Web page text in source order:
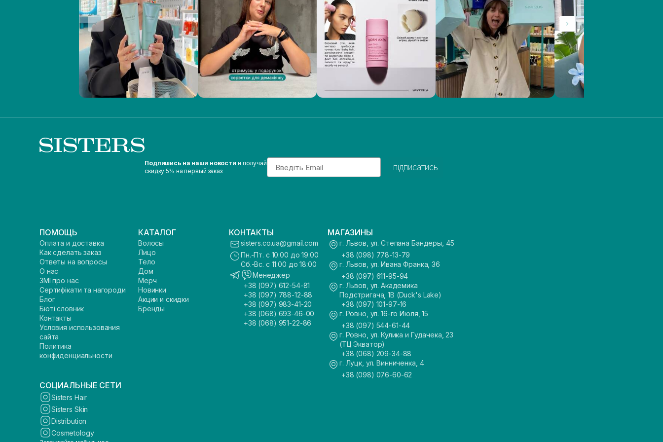
Подпишись на наши новости и получай
скидку 5% на первый заказ
Email
підписатись
ПОМОЩЬ
Оплата и доставка
Как сделать заказ
Ответы на вопросы
О нас
ЗМІ про нас
Сертифікати та нагороди
Блог
Бюті словник
Контакты
Условия использования
сайта
Политика
конфиденциальности
КАТАЛОГ
Волосы
Лицо
Тело
Дом
Мерч
Новинки
Акции и скидки
Бренды
КОНТАКТЫ
sisters.co.ua@gmail.com
Пн.-Пт. с 10:00 до 19:00
Сб.-Вс. с 11:00 до 18:00
Менеджер
+38 (097) 612-54-81
+38 (097) 788-12-88
+38 (097) 983-41-20
+38 (068) 693-46-00
+38 (068) 951-22-86
МАГАЗИНЫ
г. Львов, ул. Степана Бандеры, 45
+38 (098) 778-13-79
г. Львов, ул. Ивана Франка, 36
+38 (097) 611-95-94
г. Львов, ул. Академика
Подстригача, 1В (Duck's Lake)
+38 (097) 101-97-16
г. Ровно, ул. 16-го Июля, 15
+38 (097) 544-61-44
г. Ровно, ул. Кулика и Гудачека, 23
(ТЦ Экватор)
+38 (068) 209-34-88
г. Луцк, ул. Винниченка, 4
+38 (098) 076-60-62
СОЦИАЛЬНЫЕ СЕТИ
Sisters Hair
Sisters Skin
Distribution
Cosmetology